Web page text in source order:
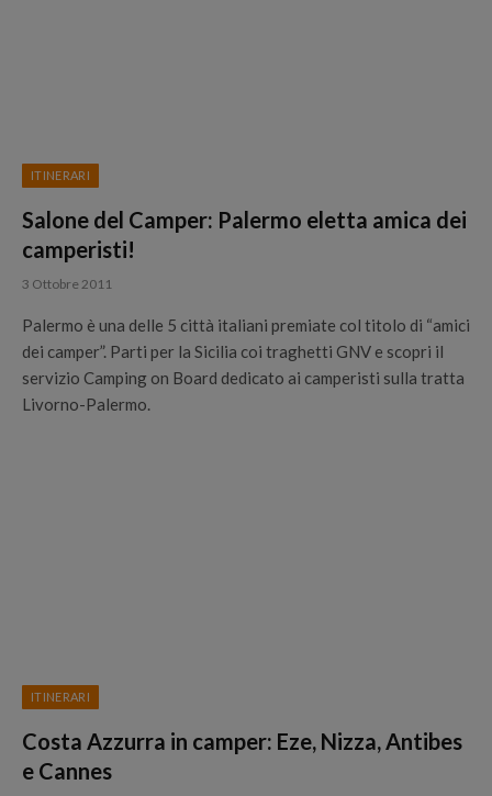
ITINERARI
Salone del Camper: Palermo eletta amica dei
camperisti!
3 Ottobre 2011
Palermo è una delle 5 città italiani premiate col titolo di “amici
dei camper”. Parti per la Sicilia coi traghetti GNV e scopri il
servizio Camping on Board dedicato ai camperisti sulla tratta
Livorno-Palermo.
ITINERARI
Costa Azzurra in camper: Eze, Nizza, Antibes
e Cannes